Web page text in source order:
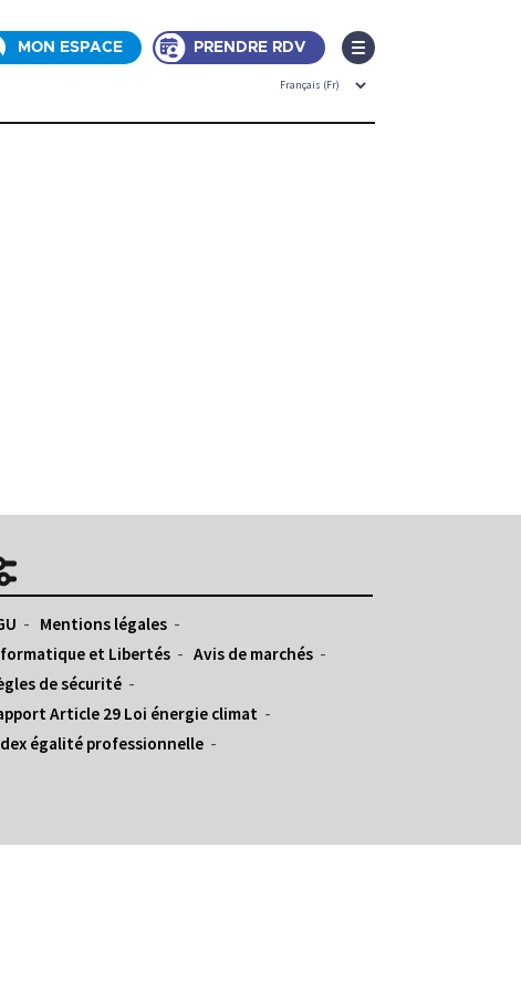
MON ESPACE PRENDRE RDV
Mentions légales
et Libertés
Avis de marchés
de sécurité
Article 29 Loi énergie climat
égalité professionnelle